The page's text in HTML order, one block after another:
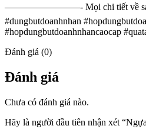
————————- Mọi chi tiết về sản
#dungbutdoanhnhan
#hopdungbutdoanhnhancaocap
Đánh giá (0)
Đánh giá
Chưa có đánh giá nào.
Hãy là người đầu tiên nhận xét